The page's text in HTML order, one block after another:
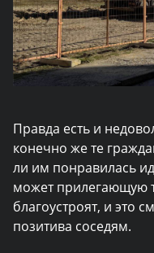
Правда есть и
конечно же те
ли им понравилась
может прилегающую
благоустроят, и это
позитива соседям.